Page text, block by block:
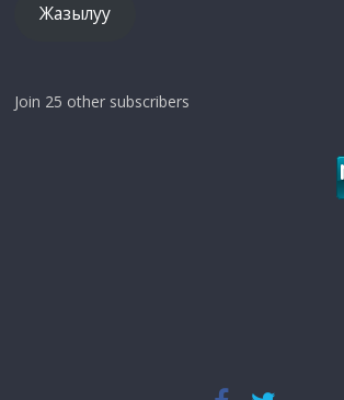
Жазылуу
Join 25 other subscribers